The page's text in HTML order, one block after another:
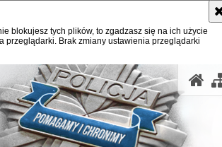
blokujesz tych plików, to zgadzasz się na ich użycie
przeglądarki. Brak zmiany ustawienia przeglądarki